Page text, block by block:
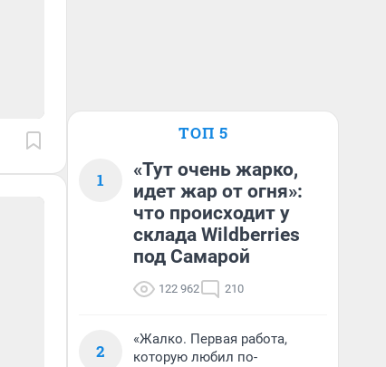
ТОП 5
1
«Тут очень жарко,
идет жар от огня»:
что происходит у
склада Wildberries
под Самарой
122 962 210
2
«Жалко. Первая работа,
которую любил по-